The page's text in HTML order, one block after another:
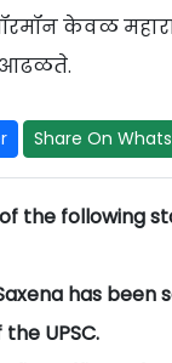
केवळ
आढळते.
Share On
the following
has been
UPSC.